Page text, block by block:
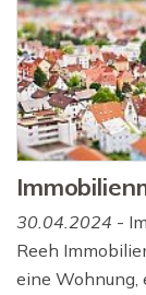
30.04.2024 -
Reeh
eine Wohnung,